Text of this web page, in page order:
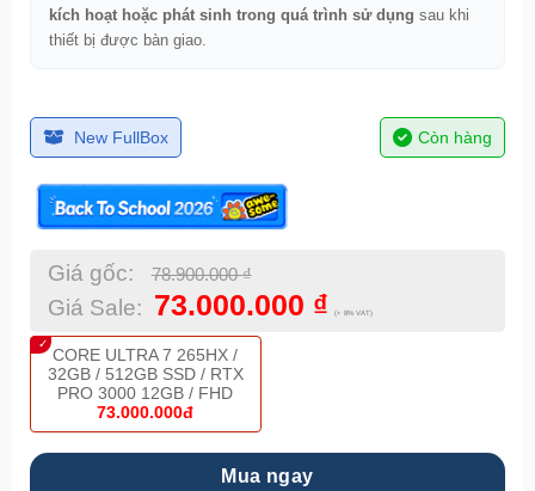
kích hoạt hoặc phát sinh trong quá trình sử dụng sau khi
thiết bị được bàn giao.
New FullBox Còn hàng
Giá gốc: 78.900.000₫
Giá Sale: 73.000.000 ₫ (+ 8% VAT)
CORE ULTRA 7 265HX /
32GB / 512GB SSD / RTX
PRO 3000 12GB / FHD
73.000.000đ
Mua ngay